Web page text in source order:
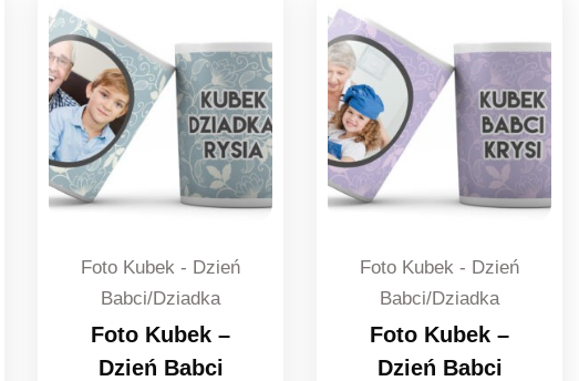
Foto Kubek - Dzień
Babci/Dziadka
Foto Kubek –
Dzień Babci
Foto Kubek - Dzień
Babci/Dziadka
Foto Kubek –
Dzień Babci